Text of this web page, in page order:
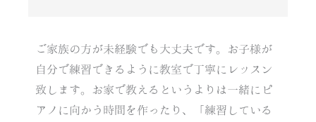
ご家族の方が未経験でも大丈夫です。お子様が
自分で練習できるように教室で丁寧にレッスン
致します。お家で教えるというよりは一緒にピ
アノに向かう時間を作ったり、「練習している